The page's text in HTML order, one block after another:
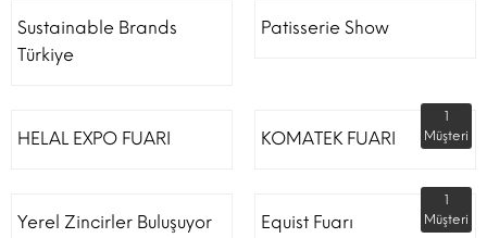
Sustainable Brands
Türkiye
Patisserie Show
HELAL EXPO FUARI KOMATEK FUARI
1
Müşteri
Yerel Zincirler Buluşuyor
Equist Fuarı
1
Müşteri